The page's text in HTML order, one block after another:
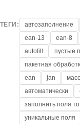
ТЕГИ: автозаполнение
ean-13
ean-8
autofill
пустые
пакетная
ean
jan
автоматически
заполнить поля
уникальные поля